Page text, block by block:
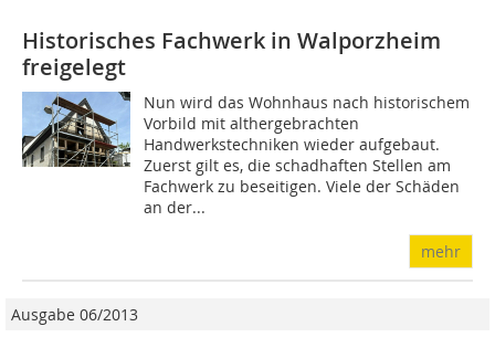
Historisches Fachwerk in Walporzheim
freigelegt
Nun wird das Wohnhaus nach historischem
Vorbild mit althergebrachten
Handwerkstechniken wieder aufgebaut.
Zuerst gilt es, die schadhaften Stellen am
Fachwerk zu beseitigen. Viele der Schäden
an der...
mehr
Ausgabe 06/2013